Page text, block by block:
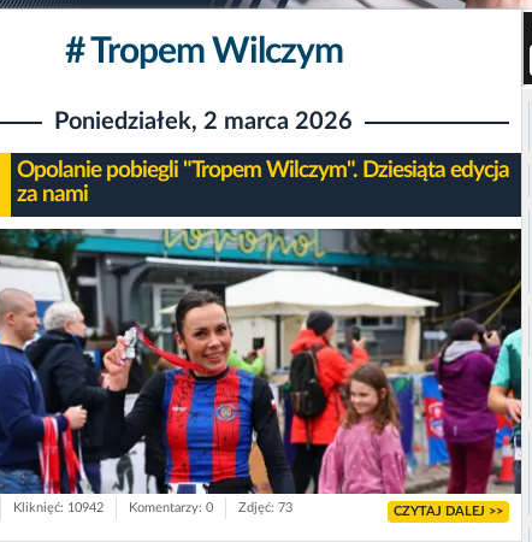
# Tropem Wilczym
Poniedziałek, 2 marca 2026
Opolanie pobiegli "Tropem Wilczym". Dziesiąta edycja
za nami
Kliknięć: 10942 Komentarzy: 0 Zdjęć: 73 CZYTAJ DALEJ >>